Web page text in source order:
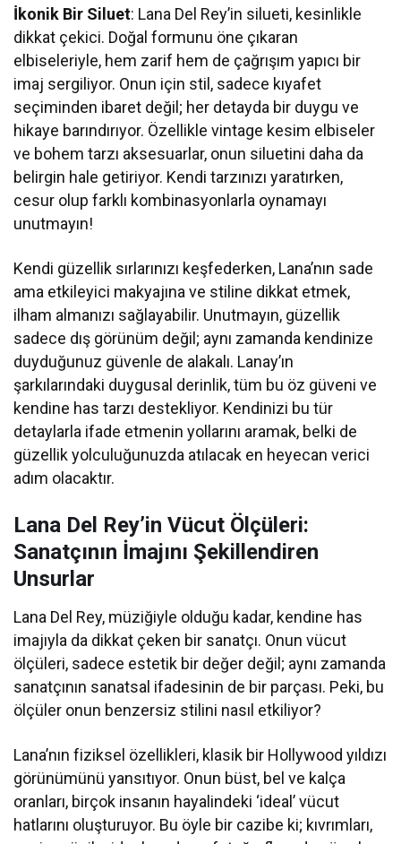
İkonik Bir Siluet: Lana Del Rey’in silueti, kesinlikle
dikkat çekici. Doğal formunu öne çıkaran
elbiseleriyle, hem zarif hem de çağrışım yapıcı bir
imaj sergiliyor. Onun için stil, sadece kıyafet
seçiminden ibaret değil; her detayda bir duygu ve
hikaye barındırıyor. Özellikle vintage kesim elbiseler
ve bohem tarzı aksesuarlar, onun siluetini daha da
belirgin hale getiriyor. Kendi tarzınızı yaratırken,
cesur olup farklı kombinasyonlarla oynamayı
unutmayın!
Kendi güzellik sırlarınızı keşfederken, Lana’nın sade
ama etkileyici makyajına ve stiline dikkat etmek,
ilham almanızı sağlayabilir. Unutmayın, güzellik
sadece dış görünüm değil; aynı zamanda kendinize
duyduğunuz güvenle de alakalı. Lanay’ın
şarkılarındaki duygusal derinlik, tüm bu öz güveni ve
kendine has tarzı destekliyor. Kendinizi bu tür
detaylarla ifade etmenin yollarını aramak, belki de
güzellik yolculuğunuzda atılacak en heyecan verici
adım olacaktır.
Lana Del Rey’in Vücut Ölçüleri:
Sanatçının İmajını Şekillendiren
Unsurlar
Lana Del Rey, müziğiyle olduğu kadar, kendine has
imajıyla da dikkat çeken bir sanatçı. Onun vücut
ölçüleri, sadece estetik bir değer değil; aynı zamanda
sanatçının sanatsal ifadesinin de bir parçası. Peki, bu
ölçüler onun benzersiz stilini nasıl etkiliyor?
Lana’nın fiziksel özellikleri, klasik bir Hollywood yıldızı
görünümünü yansıtıyor. Onun büst, bel ve kalça
oranları, birçok insanın hayalindeki ‘ideal’ vücut
hatlarını oluşturuyor. Bu öyle bir cazibe ki; kıvrımları,